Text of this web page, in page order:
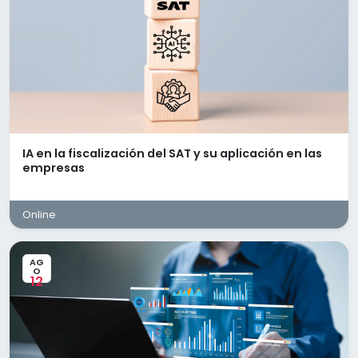
*Realizar registros de operaciones en programas de
*Calcular pagos provisionales mensuales,
elaboración de DIOT y presentación de contabilidad
*Realizar conciliaciones bancarias.
*Conciliar CFDIs con registros contables
*Preparación de estados financieros
(negociable).
*Prestaciones superiores a las de ley.
*Capacitación constante.
*Estabilidad laboral.
*Plan de carrera.
*Horario de Lunes a Jueves de 8:00 am a 6:00 pm. y
Viernes de 08:00 am a 3:00 pm
*Modalidad presencial.
*Contratación inmediata
IA en la fiscalización del SAT y su aplicación en las
empresas
Online
AG
O
12